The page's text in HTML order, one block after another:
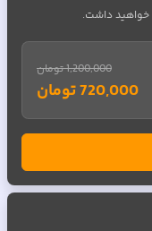
داشت.
1,200,000 تومان
720,000 تومان